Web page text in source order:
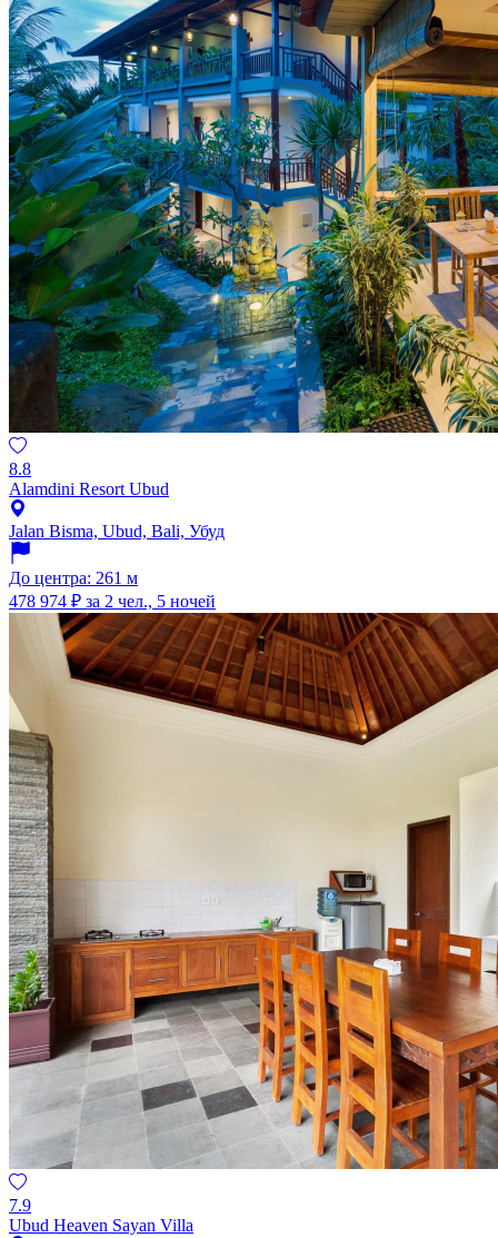
8.8
Alamdini Resort Ubud
Jalan Bisma, Ubud, Bali, Убуд
До центра: 261 м
478 974 ₽ за 2 чел., 5 ночей
7.9
Ubud Heaven Sayan Villa